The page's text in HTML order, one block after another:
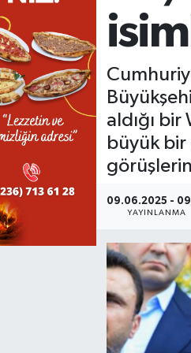
aldığı
büyük
09.06.2025 -
YAYINLANMA
KÜLTÜR SANAT
YAŞAM
LIFE
SARUHANLI
SELENDİ
KIRKAĞAÇ
DEMİRCİ
KÖPRÜBAŞI
KÖPRÜBAŞI
KULA
SALİHLİ
SARUHANLI
TURGUTLU
EĞİTİM
KÜLTÜR SANAT
YAŞAM
BİLİM VE TEKNOLOJİ
YAZARLAR
MANİSA'NIN YÖRESEL